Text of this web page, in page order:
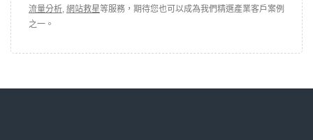
流量分析, 網站救星等服務，期待您也可以成為我們精選產業客戶案例
之一。